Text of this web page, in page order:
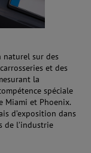
naturel sur des
et des
la
spéciale
Miami et Phoenix.
d’exposition dans
de l’industrie